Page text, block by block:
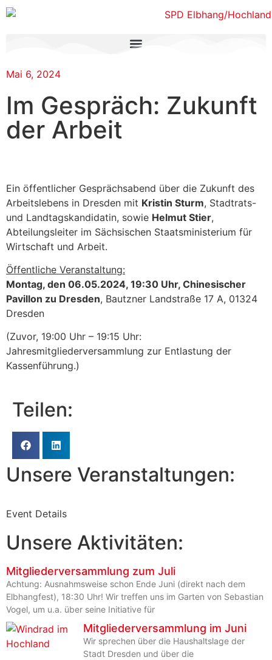
Mai 6, 2024
Im Gespräch: Zukunft
der Arbeit
Ein öffentlicher Gesprächsabend über die Zukunft des
Arbeitslebens in Dresden mit Kristin Sturm, Stadtrats-
und Landtagskandidatin, sowie Helmut Stier,
Abteilungsleiter im Sächsischen Staatsministerium für
Wirtschaft und Arbeit.
Öffentliche Veranstaltung:
Montag, den 06.05.2024, 19:30 Uhr, Chinesischer
Pavillon zu Dresden, Bautzner Landstraße 17 A, 01324
Dresden
(Zuvor, 19:00 Uhr – 19:15 Uhr:
Jahresmitgliederversammlung zur Entlastung der
Kassenführung.)
Teilen:
Unsere Veranstaltungen:
Event Details
Unsere Aktivitäten:
Mitgliederversammlung zum Juli
Achtung: Ausnahmsweise schon Ende Juni (direkt nach dem
Elbhangfest), 18:30 Uhr! Wir treffen uns im Garten von Sebastian
Vogel, um u.a. über seine Initiative für
Mitgliederversammlung im Juni
Wir sprechen über die Haushaltslage der
Stadt Dresden und über die